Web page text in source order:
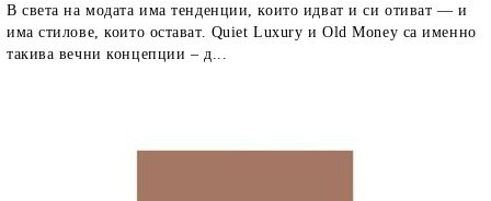
В света на модата има тенденции, които идват и си отиват — и
има стилове, които остават. Quiet Luxury и Old Money са именно
такива вечни концепции – д...